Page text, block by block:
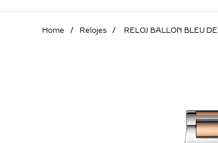
Relojes RELOJ BALLON BLEU